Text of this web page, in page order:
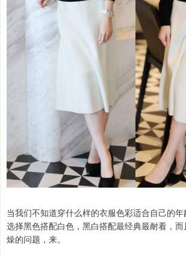
当我们不知道穿什么样的衣服色彩适合自己的
选择黑色搭配白色，黑白搭配最经典最耐看，
燥的问题，来。